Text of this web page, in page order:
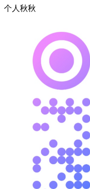
个人秋秋